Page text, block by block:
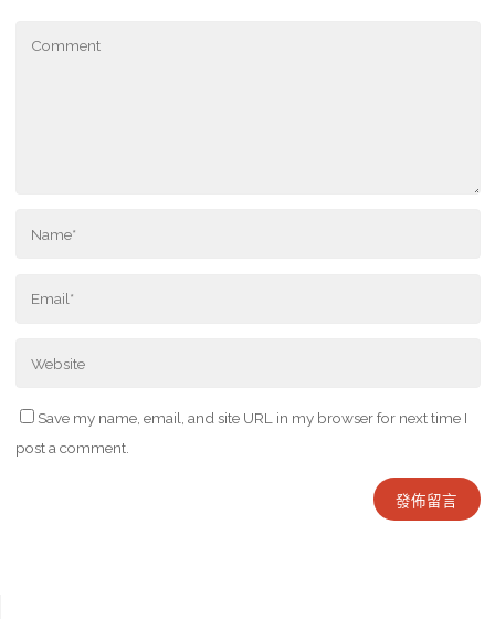
Save my name, email, and site URL in my browser for next time I
post a comment.